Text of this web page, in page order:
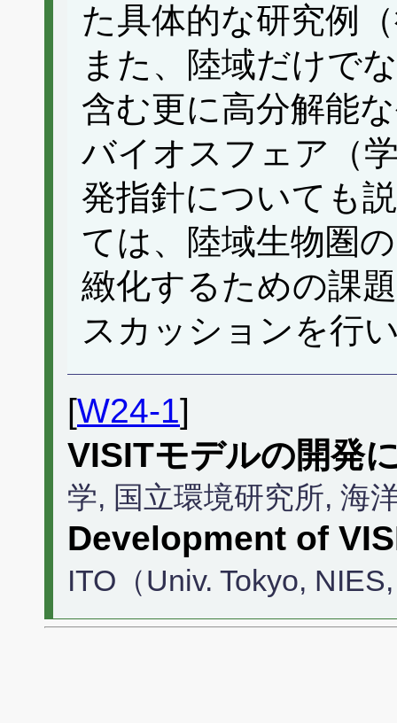
た具体的な研究例
また、陸域だけで
含む更に高分解能
バイオスフェア（
発指針についても
ては、陸域生物圏
緻化するための課
スカッションを行
[W24-1]
VISITモデルの開発
学, 国立環境研究所, 海
Development of
ITO（Univ. Tokyo,